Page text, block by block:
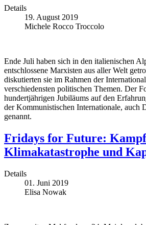
Details
19. August 2019
Michele Rocco Troccolo
Ende Juli haben sich in den italienischen
entschlossene Marxisten aus aller Welt
diskutierten sie im Rahmen der
verschiedensten politischen Themen. Der
hundertjährigen Jubiläums auf den
der Kommunistischen Internationale, auch
genannt.
Fridays for Future: Kampf
Klimakatastrophe und
Details
01. Juni 2019
Elisa Nowak